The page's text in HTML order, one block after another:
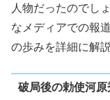
人物だったのでし
なメディアでの報
の歩みを詳細に解
破局後の勅使河